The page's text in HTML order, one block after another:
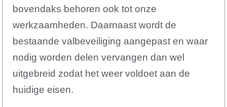
bovendaks behoren ook tot onze
werkzaamheden. Daarnaast wordt de
bestaande valbeveiliging aangepast en waar
nodig worden delen vervangen dan wel
uitgebreid zodat het weer voldoet aan de
huidige eisen.